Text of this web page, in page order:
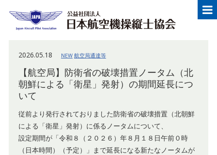
Japan Aircraft Pilot Association 公
2026.05.18 NEW 航空局通達等
【航空局】防衛省の破壊措置ノータム（北
朝鮮による「衛星」発射）の期間延長につ
いて
従前より発行されておりました防衛省の破壊措置（北朝鮮
による「衛星」発射）に係るノータムについて、
設定期間が「令和８（２０２６）年８月１８日午前０時
（日本時間）（予定）」まで延長になる新たなノータムが